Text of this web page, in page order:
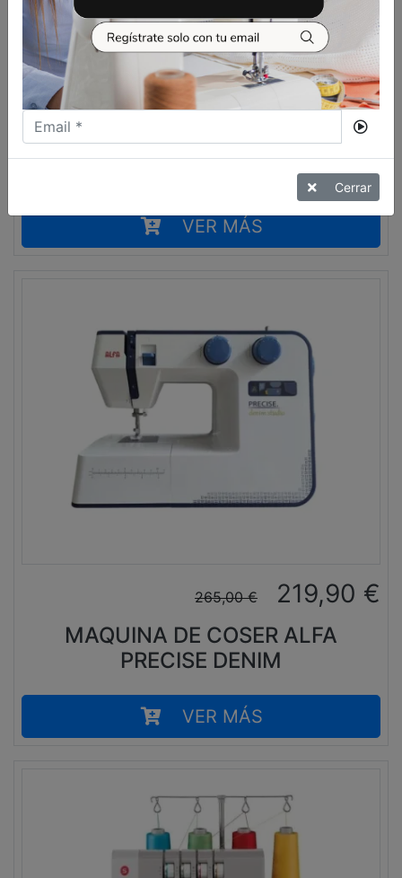
CUPÓN DESCUENTO
969,00 €
MÁQUINA DE COSER PFAFF
VER MÁS
265,00 € 219,90 €
MAQUINA DE COSER ALFA
PRECISE DENIM
VER MÁS
Cerrar